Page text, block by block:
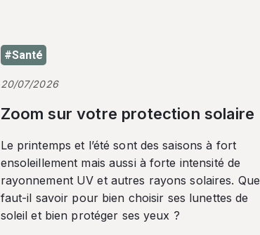
#Santé
20/07/2026
Zoom sur votre protection solaire
Le printemps et l’été sont des saisons à fort
ensoleillement mais aussi à forte intensité de
rayonnement UV et autres rayons solaires. Que
faut-il savoir pour bien choisir ses lunettes de
soleil et bien protéger ses yeux ?